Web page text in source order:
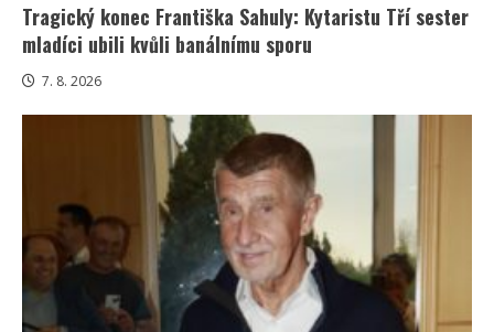
Tragický konec Františka Sahuly: Kytaristu Tří sester
mladíci ubili kvůli banálnímu sporu
7. 8. 2026